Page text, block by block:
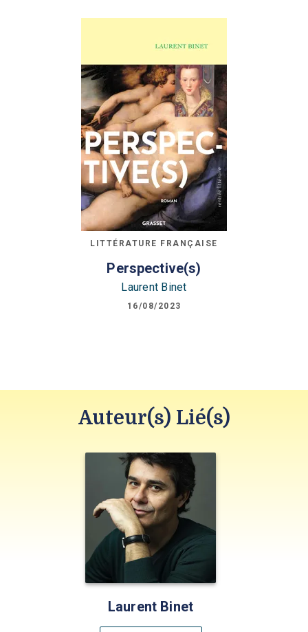
LITTÉRATURE FRANÇAISE
Perspective(s)
Laurent Binet
16/08/2023
Auteur(s) Lié(s)
Laurent Binet